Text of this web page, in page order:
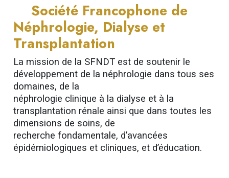
Société Francophone de
Néphrologie, Dialyse et
Transplantation
La mission de la SFNDT est de soutenir le
développement de la néphrologie dans tous ses
domaines, de la
néphrologie clinique à la dialyse et à la
transplantation rénale ainsi que dans toutes les
dimensions de soins, de
recherche fondamentale, d’avancées
épidémiologiques et cliniques, et d’éducation.